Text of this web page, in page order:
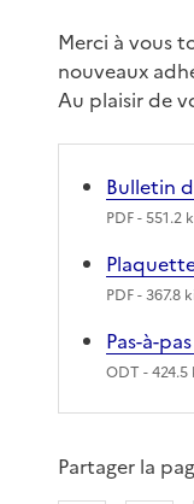
Merci à vous
nouveaux
Au plaisir de
Bulletin
PDF- 551.2
PDF- 367.8
Pas-à-
ODT - 424.5
Partager la